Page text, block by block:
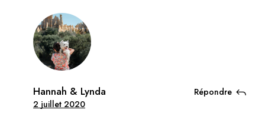
Hannah & Lynda
2 juillet 2020
Répondre